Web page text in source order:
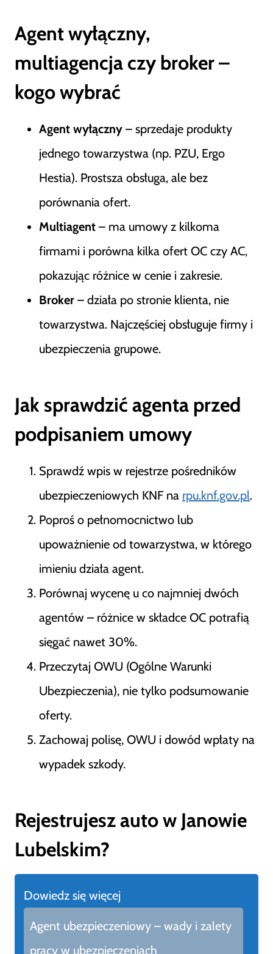
Agent wyłączny,
multiagencja czy broker –
kogo wybrać
Agent wyłączny – sprzedaje produkty
jednego towarzystwa (np. PZU, Ergo
Hestia). Prostsza obsługa, ale bez
porównania ofert.
Multiagent – ma umowy z kilkoma
firmami i porówna kilka ofert OC czy AC,
pokazując różnice w cenie i zakresie.
Broker – działa po stronie klienta, nie
towarzystwa. Najczęściej obsługuje firmy i
ubezpieczenia grupowe.
Jak sprawdzić agenta przed
podpisaniem umowy
Sprawdź wpis w rejestrze pośredników
ubezpieczeniowych KNF na rpu.knf.gov.pl.
Poproś o pełnomocnictwo lub
upoważnienie od towarzystwa, w którego
imieniu działa agent.
Porównaj wycenę u co najmniej dwóch
agentów – różnice w składce OC potrafią
sięgać nawet 30%.
Przeczytaj OWU (Ogólne Warunki
Ubezpieczenia), nie tylko podsumowanie
oferty.
Zachowaj polisę, OWU i dowód wpłaty na
wypadek szkody.
Rejestrujesz auto w Janowie
Lubelskim?
Dowiedz się więcej
Agent ubezpieczeniowy – wady i zalety
pracy w ubezpieczeniach